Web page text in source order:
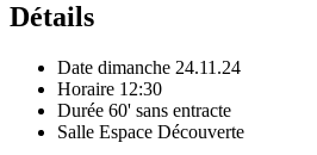
Détails
Date dimanche 24.11.24
Horaire 12:30
Durée 60' sans entracte
Salle Espace Découverte